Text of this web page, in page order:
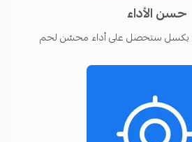
حسن الأداء
بكسل ستحصل على أداء محسّن لحم